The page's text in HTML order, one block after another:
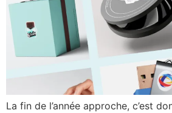
La fin de l’année approche, c’est